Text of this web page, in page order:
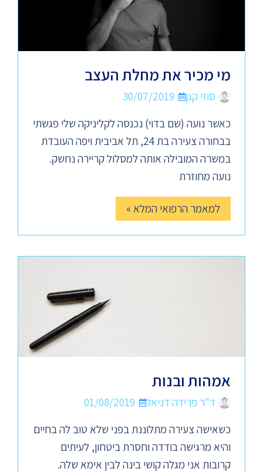
מי מכיר את מחלת העצב
סוזי קגן
30/07/2019
כאשר נועה (שם בדוי) נכנסה לקליניקה שלי פגשתי
בבחורה צעירה בת 24, תל אביבית ויפה העובדת
במשרה המובילה אותה למסלול קריירה נחשק.
נועה מחוזרת
למאמר הרפואי המלא »
אמהות ובנות
ד"ר פרידה דניאל
01/08/2019
כשאישה צעירה מתלוננת בפני שלא טוב לה בחיים
והיא מרגישה בודדה וחסרת ביטחון, לעיתים
קרובות אני מגלה קושי בינה לבין אימא שלה.